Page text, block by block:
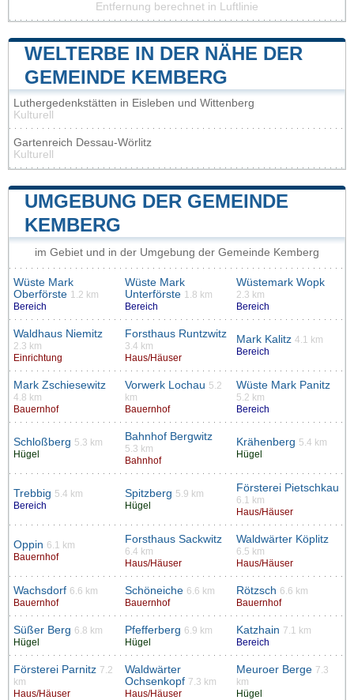
Entfernung berechnet in Luftlinie
WELTERBE IN DER NÄHE DER
GEMEINDE KEMBERG
Luthergedenkstätten in Eisleben und Wittenberg
Kulturell
Gartenreich Dessau-Wörlitz
Kulturell
UMGEBUNG DER GEMEINDE
KEMBERG
im Gebiet und in der Umgebung der Gemeinde Kemberg
Wüste Mark
Oberförste 1.2 km
Bereich
Wüste Mark
Unterförste 1.8 km
Bereich
Wüstemark Wopk
2.3 km
Bereich
Waldhaus Niemitz
2.3 km
Einrichtung
Forsthaus Runtzwitz
3.4 km
Haus/Häuser
Mark Kalitz 4.1 km
Bereich
Mark Zschiesewitz
4.8 km
Bauernhof
Vorwerk Lochau 5.2
km
Bauernhof
Wüste Mark Panitz
5.2 km
Bereich
Schloßberg 5.3 km
Hügel
Bahnhof Bergwitz
5.3 km
Bahnhof
Krähenberg 5.4 km
Hügel
Trebbig 5.4 km
Bereich
Spitzberg 5.9 km
Hügel
Försterei Pietschkau
6.1 km
Haus/Häuser
Oppin 6.1 km
Bauernhof
Forsthaus Sackwitz
6.4 km
Haus/Häuser
Waldwärter Köplitz
6.5 km
Haus/Häuser
Wachsdorf 6.6 km
Bauernhof
Schöneiche 6.6 km
Bauernhof
Rötzsch 6.6 km
Bauernhof
Süßer Berg 6.8 km
Hügel
Pfefferberg 6.9 km
Hügel
Katzhain 7.1 km
Bereich
Försterei Parnitz 7.2
km
Haus/Häuser
Waldwärter
Ochsenkopf 7.3 km
Haus/Häuser
Meuroer Berge 7.3
km
Hügel